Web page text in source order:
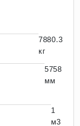
7880.3
кг
5758
мм
1
м3